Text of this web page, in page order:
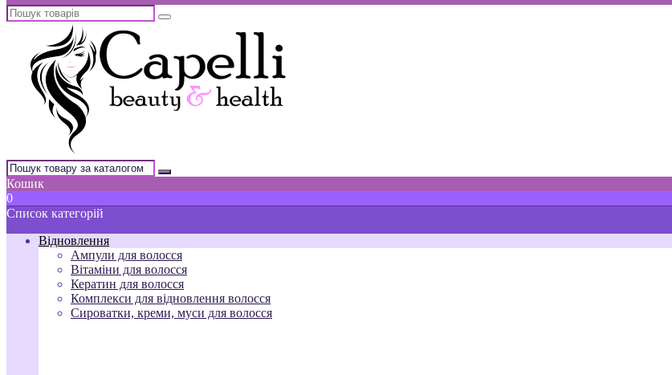
Кошик
0
Список категорій
Відновлення
Ампули для волосся
Вітаміни для волосся
Кератин для волосся
Комплекси для відновлення волосся
Сироватки, креми, муси для волосся